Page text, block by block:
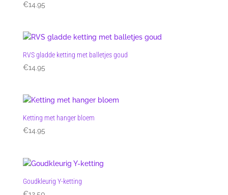
€14.95
RVS gladde ketting met balletjes goud
€14.95
Ketting met hanger bloem
€14.95
Goudkleurig Y-ketting